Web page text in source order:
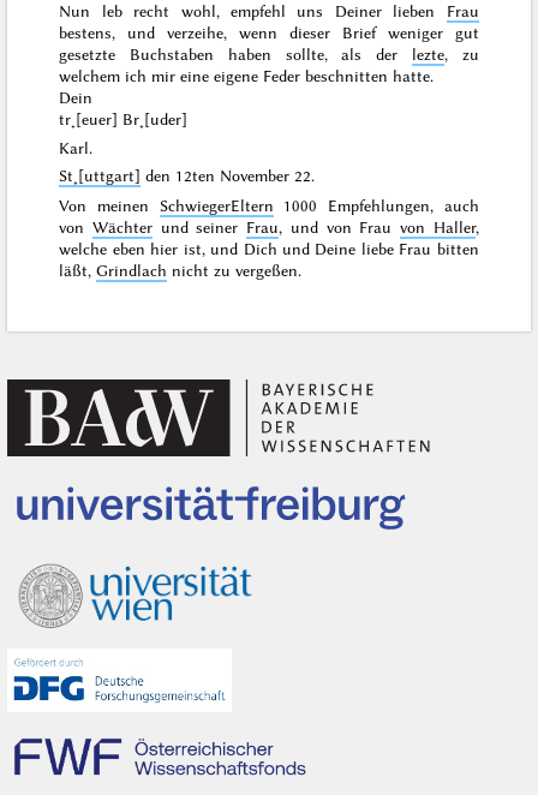
Nun leb recht wohl, empfehl uns Deiner lieben Frau
bestens, undverzeihe, wenn dieser Brief weniger gut
gesetzte Buchstaben haben sollte, als der lezte, zu
welchem ich mir eine eigene Feder beschnitten hatte.
Dein
tr˖[euer] Br˖[uder]
Karl.
St˖[uttgart] den 12ten November 22.
Von meinen SchwiegerEltern 1000 Empfehlungen, auch
von Wächterund seiner Frau, und von Frauvon Haller,
welche eben hier ist, und Dich und Deine liebe Frau bitten
läßt,Grindlach nicht zu vergeßen.